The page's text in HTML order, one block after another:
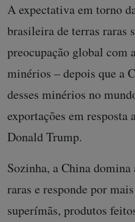
A expectativa em torno
brasileira de terras raras
preocupação global com
minérios – depois que a
desses minérios no
exportações em
Donald Trump.
Sozinha, a China domina
raras e responde por
superímãs, produtos